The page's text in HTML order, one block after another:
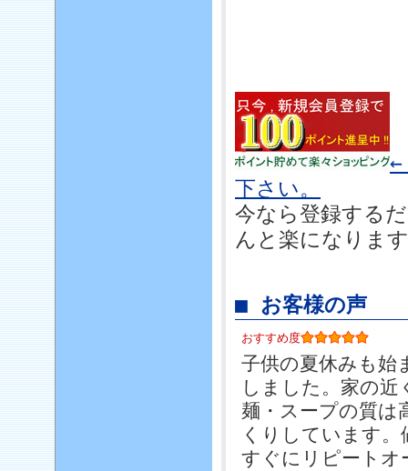
←
下さい。
今なら登録する
んと楽になりま
■ お客様の声
おすすめ度
子供の夏休みも始
しました。家の
麺・スープの質は
くりしています
すぐにリピートオ